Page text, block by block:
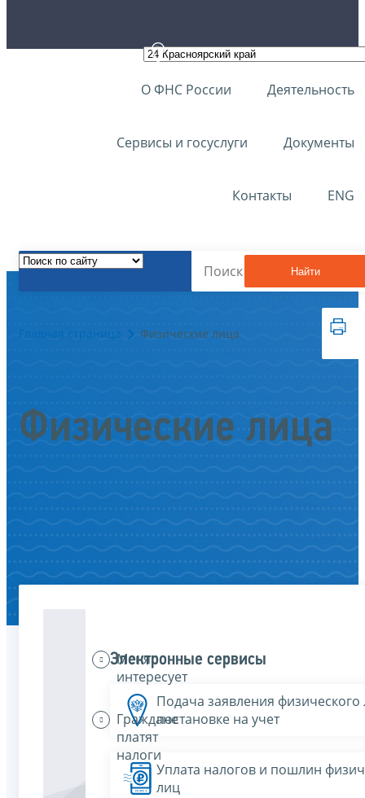
О ФНС России Деятельность
Сервисы и госуслуги Документы
Контакты ENG
Найти
Главная страница Физические лица
Физические лица
Меня
интересует
Граждане
платят
налоги
Электронные сервисы
Подача заявления физического
постановке на учет
Уплата налогов и пошлин
лиц